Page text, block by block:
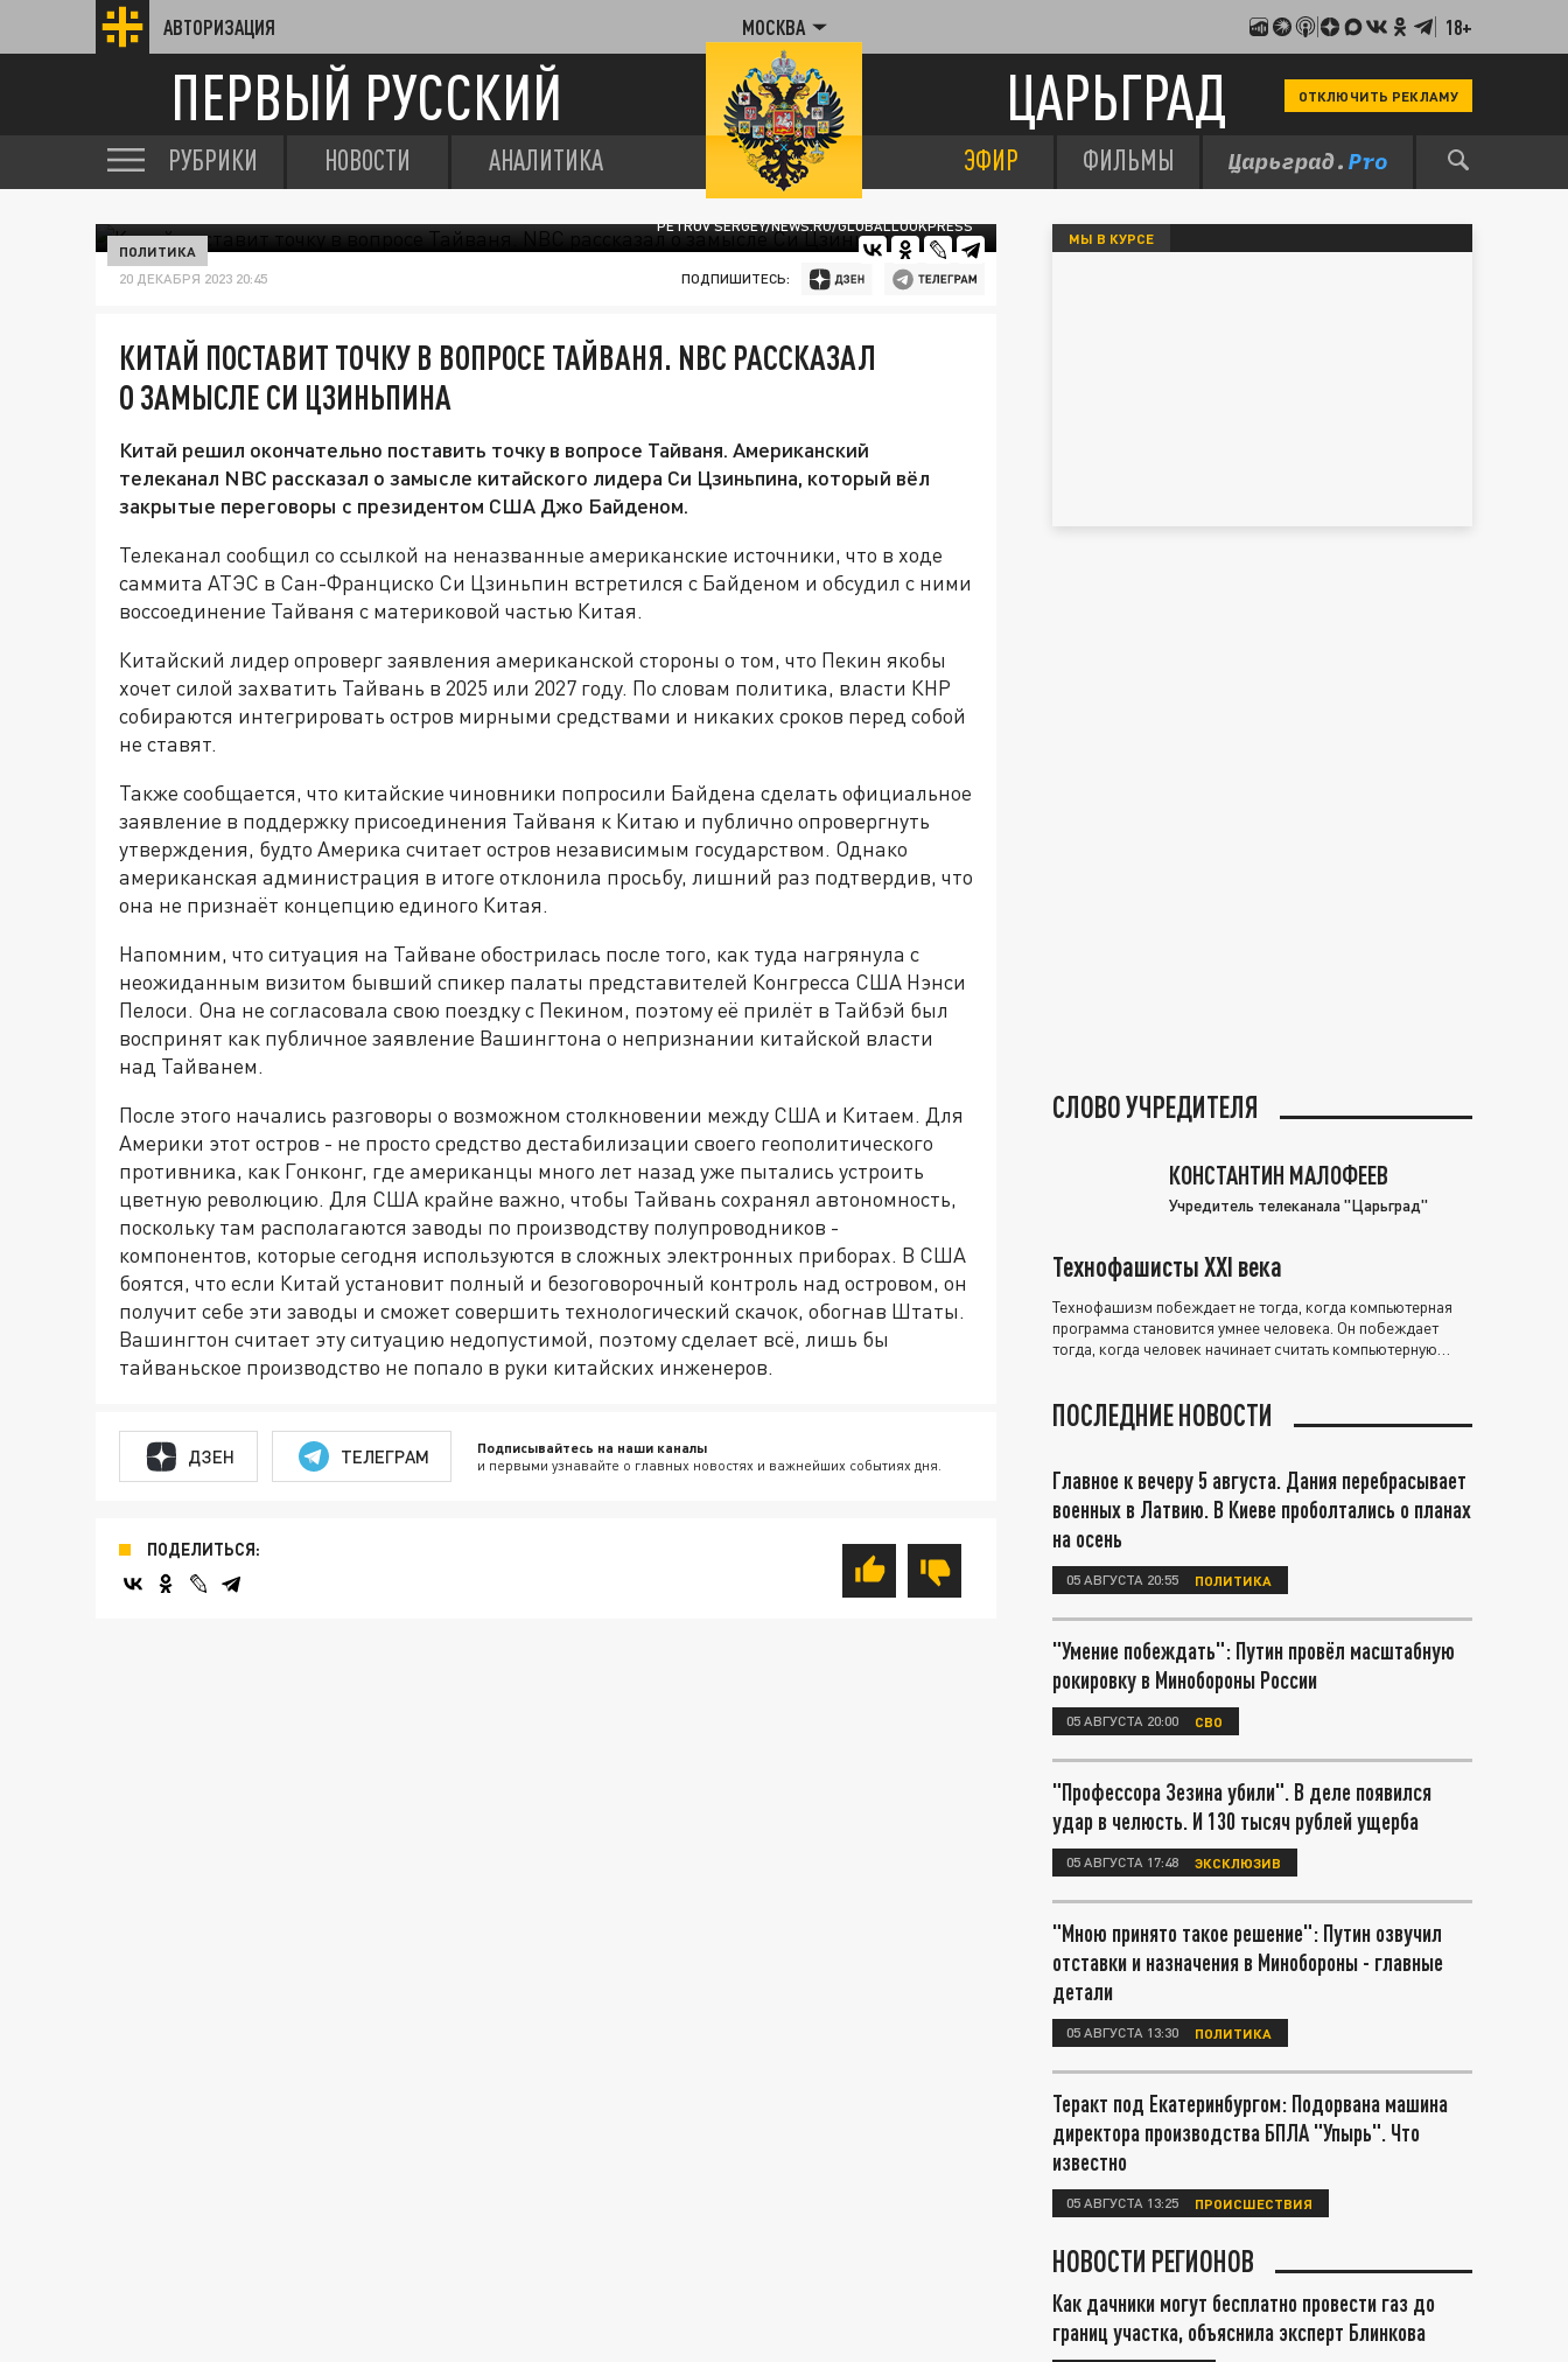
АВТОРИЗАЦИЯ МОСКВА 18+
ПЕРВЫЙ РУССКИЙ ЦАРЬГРАД ОТКЛЮЧИТЬ РЕКЛАМУ
РУБРИКИ НОВОСТИ АНАЛИТИКА ЭФИР ФИЛЬМЫ
PETROV SERGEY/NEWS.RU/GLOBALLOOKPRESS
ПОЛИТИКА
20 ДЕКАБРЯ 2023 20:45 ПОДПИШИТЕСЬ:
КИТАЙ ПОСТАВИТ ТОЧКУ В ВОПРОСЕ ТАЙВАНЯ. NBC РАССКАЗАЛ
О ЗАМЫСЛЕ СИ ЦЗИНЬПИНА
Китай решил окончательно поставить точку в вопросе Тайваня. Американский
телеканал NBC рассказал о замысле китайского лидера Си Цзиньпина, который вёл
закрытые переговоры с президентом США Джо Байденом.
Телеканал сообщил со ссылкой на неназванные американские источники, что в ходе
саммита АТЭС в Сан-Франциско Си Цзиньпин встретился с Байденом и обсудил с ними
воссоединение Тайваня с материковой частью Китая.
Китайский лидер опроверг заявления американской стороны о том, что Пекин якобы
хочет силой захватить Тайвань в 2025 или 2027 году. По словам политика, власти КНР
собираются интегрировать остров мирными средствами и никаких сроков перед собой
не ставят.
Также сообщается, что китайские чиновники попросили Байдена сделать официальное
заявление в поддержку присоединения Тайваня к Китаю и публично опровергнуть
утверждения, будто Америка считает остров независимым государством. Однако
американская администрация в итоге отклонила просьбу, лишний раз подтвердив, что
она не признаёт концепцию единого Китая.
Напомним, что ситуация на Тайване обострилась после того, как туда нагрянула с
неожиданным визитом бывший спикер палаты представителей Конгресса США Нэнси
Пелоси. Она не согласовала свою поездку с Пекином, поэтому её прилёт в Тайбэй был
воспринят как публичное заявление Вашингтона о непризнании китайской власти
над Тайванем.
После этого начались разговоры о возможном столкновении между США и Китаем. Для
Америки этот остров - не просто средство дестабилизации своего геополитического
противника, как Гонконг, где американцы много лет назад уже пытались устроить
цветную революцию. Для США крайне важно, чтобы Тайвань сохранял автономность,
поскольку там располагаются заводы по производству полупроводников -
компонентов, которые сегодня используются в сложных электронных приборах. В США
боятся, что если Китай установит полный и безоговорочный контроль над островом, он
получит себе эти заводы и сможет совершить технологический скачок, обогнав Штаты.
Вашингтон считает эту ситуацию недопустимой, поэтому сделает всё, лишь бы
тайваньское производство не попало в руки китайских инженеров.
ДЗЕН ТЕЛЕГРАМ Подписывайтесь на наши каналы
и первыми узнавайте о главных новостях и важнейших событиях дня.
ПОДЕЛИТЬСЯ:
МЫ В КУРСЕ
СЛОВО УЧРЕДИТЕЛЯ
КОНСТАНТИН МАЛОФЕЕВ
Учредитель телеканала "Царьград"
Технофашисты XXI века
Технофашизм побеждает не тогда, когда компьютерная
программа становится умнее человека. Он побеждает
тогда, когда человек начинает считать компьютерную
ПОСЛЕДНИЕ НОВОСТИ
Главное к вечеру 5 августа. Дания перебрасывает
военных в Латвию. В Киеве проболтались о планах
на осень
05 АВГУСТА 20:55 ПОЛИТИКА
"Умение побеждать": Путин провёл масштабную
рокировку в Минобороны России
05 АВГУСТА 20:00 СВО
"Профессора Зезина убили". В деле появился
удар в челюсть. И 130 тысяч рублей ущерба
05 АВГУСТА 17:48 ЭКСКЛЮЗИВ
"Мною принято такое решение": Путин озвучил
отставки и назначения в Минобороны - главные
детали
05 АВГУСТА 13:30 ПОЛИТИКА
Теракт под Екатеринбургом: Подорвана машина
директора производства БПЛА "Упырь". Что
известно
05 АВГУСТА 13:25 ПРОИСШЕСТВИЯ
НОВОСТИ РЕГИОНОВ
Как дачники могут бесплатно провести газ до
границ участка, объяснила эксперт Блинкова